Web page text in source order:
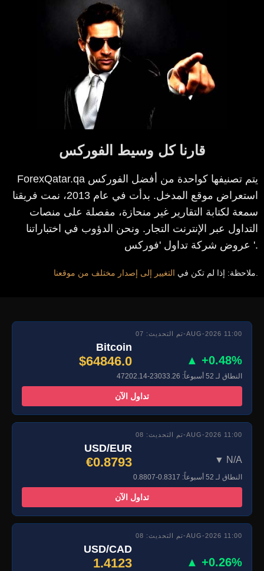
قارنا كل وسيط الفوركس
ForexQatar.qa يتم تصنيفها كواحدة من أفضل الفوركس
استعراض موقع المدخل. بدأت في عام 2013، نمت فريقنا
سمعة لكتابة التقارير غير منحازة، مفصلة على منصات
التداول عبر الإنترنت التجار. ونحن الدؤوب في اختباراتنا
عروض شركة تداول 'فوركس '.
ملاحظة: إذا لم تكن في التغيير إلى إصدار مختلف من موقعنا
تم التحديث: 07-AUG-2026 11:00
Bitcoin
$64846.0 ▲ +0.48%
النطاق لـ 52 أسبوعاً: 23033.26-47202.14
تداول الآن
تم التحديث: 08-AUG-2026 11:00
USD/EUR
€0.8793 ▼ N/A
النطاق لـ 52 أسبوعاً: 0.8317-0.8807
تداول الآن
تم التحديث: 08-AUG-2026 11:00
USD/CAD
1.4123 ▲ +0.26%